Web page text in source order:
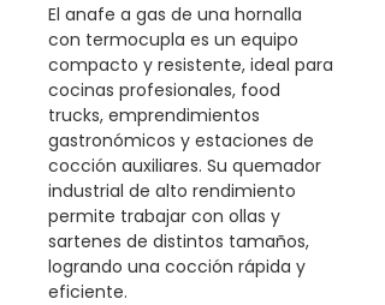
El anafe a gas de una hornalla
con termocupla es un equipo
compacto y resistente, ideal para
cocinas profesionales, food
trucks, emprendimientos
gastronómicos y estaciones de
cocción auxiliares. Su quemador
industrial de alto rendimiento
permite trabajar con ollas y
sartenes de distintos tamaños,
logrando una cocción rápida y
eficiente.